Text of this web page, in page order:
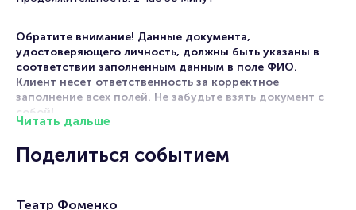
Обратите внимание! Данные документа,
удостоверяющего личность, должны быть указаны в
соответствии заполненным данным в поле ФИО.
Клиент несет ответственность за корректное
заполнение всех полей. Не забудьте взять документ с
собой!
музыкальный вечер «Фойе for you».
Москву-реку стали традицией «фоменков» в 2018 году,
Читать дальше
Поделиться событием
Театр Фоменко